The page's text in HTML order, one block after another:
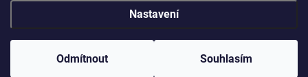
Nastavení
Odmítnout Souhlasím
Vytvořil Shoptet
Copyright 2026 . Všechna práva vyhrazena.